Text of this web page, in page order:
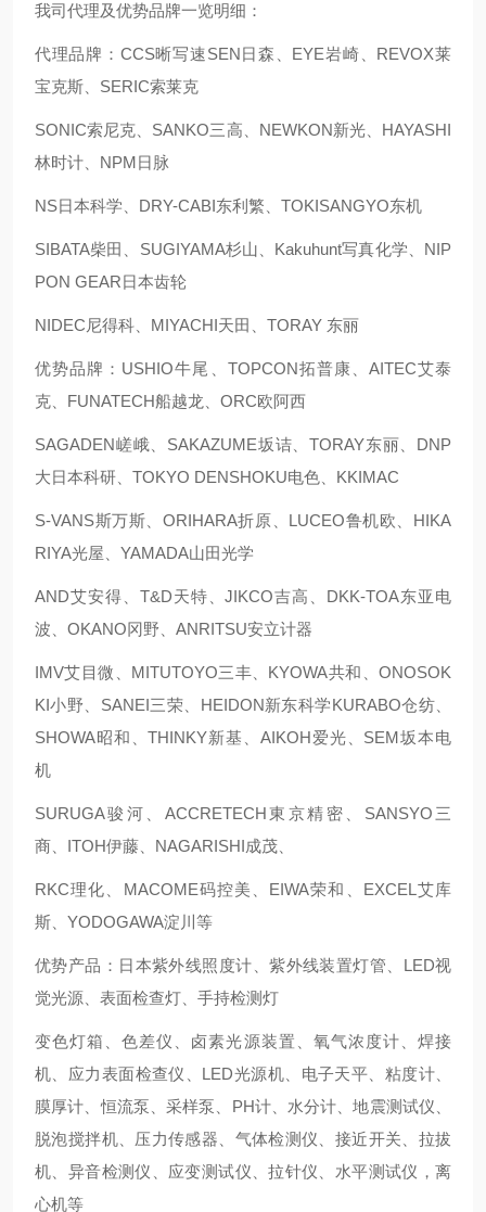
我司代理及优势品牌一览明细：
代理品牌：CCS晰写速SEN日森、EYE岩崎、REVOX莱
宝克斯、SERIC索莱克
SONIC索尼克、SANKO三高、NEWKON新光、HAYASHI
林时计、NPM日脉
NS日本科学、DRY-CABI东利繁、TOKISANGYO东机
SIBATA柴田、SUGIYAMA杉山、Kakuhunt写真化学、NIP
PON GEAR日本齿轮
NIDEC尼得科、MIYACHI天田、TORAY 东丽
优势品牌：USHIO牛尾、TOPCON拓普康、AITEC艾泰
克、FUNATECH船越龙、ORC欧阿西
SAGADEN嵯峨、SAKAZUME坂诘、TORAY东丽、DNP
大日本科研、TOKYO DENSHOKU电色、KKIMAC
S-VANS斯万斯、ORIHARA折原、LUCEO鲁机欧、HIKA
RIYA光屋、YAMADA山田光学
AND艾安得、T&D天特、JIKCO吉高、DKK-TOA东亚电
波、OKANO冈野、ANRITSU安立计器
IMV艾目微、MITUTOYO三丰、KYOWA共和、ONOSOK
KI小野、SANEI三荣、HEIDON新东科学KURABO仓纺、
SHOWA昭和、THINKY新基、AIKOH爱光、SEM坂本电
机
SURUGA骏河、ACCRETECH東京精密、SANSYO三
商、ITOH伊藤、NAGARISHI成茂、
RKC理化、MACOME码控美、EIWA荣和、EXCEL艾库
斯、YODOGAWA淀川等
优势产品：日本紫外线照度计、紫外线装置灯管、LED视
觉光源、表面检查灯、手持检测灯
变色灯箱、色差仪、卤素光源装置、氧气浓度计、焊接
机、应力表面检查仪、LED光源机、电子天平、粘度计、
膜厚计、恒流泵、采样泵、PH计、水分计、地震测试仪、
脱泡搅拌机、压力传感器、气体检测仪、接近开关、拉拔
机、异音检测仪、应变测试仪、拉针仪、水平测试仪，离
心机等